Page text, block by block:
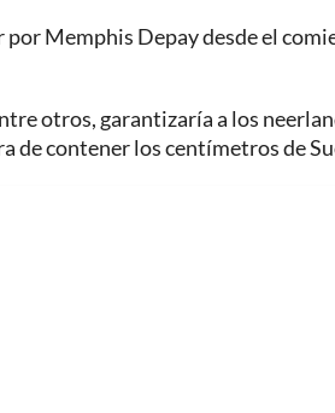
Memphis Depay desde el
otros, garantizaría a los
de contener los centímetros de